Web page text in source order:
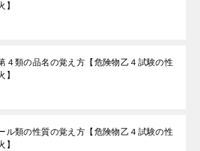
】
４類の品名の覚え方【危険物乙４試験の性
】
ル類の性質の覚え方【危険物乙４試験の性
】